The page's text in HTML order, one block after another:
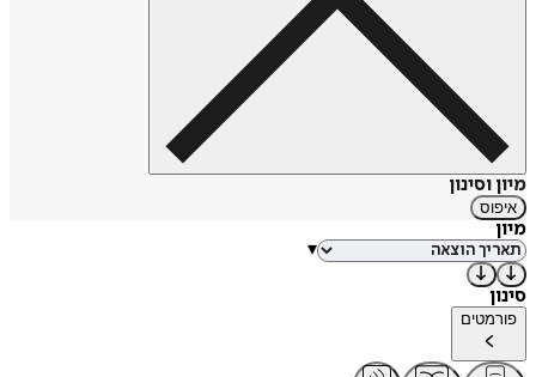
מיון וסינון
איפוס
מיון
▾
סינון
פורמטים